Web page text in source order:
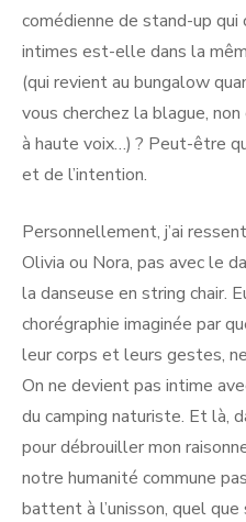
comédienne de stand-up
intimes est-elle dans la
(qui revient au bungalow
vous cherchez la blague,
à haute voix…) ? Peut-être
et de l’intention.
Personnellement, j’ai
Olivia ou Nora, pas avec le
la danseuse en string chair.
chorégraphie imaginée par
leur corps et leurs gestes,
On ne devient pas intime
du camping naturiste. Et là,
pour débrouiller mon
notre humanité commune
battent à l’unisson, quel